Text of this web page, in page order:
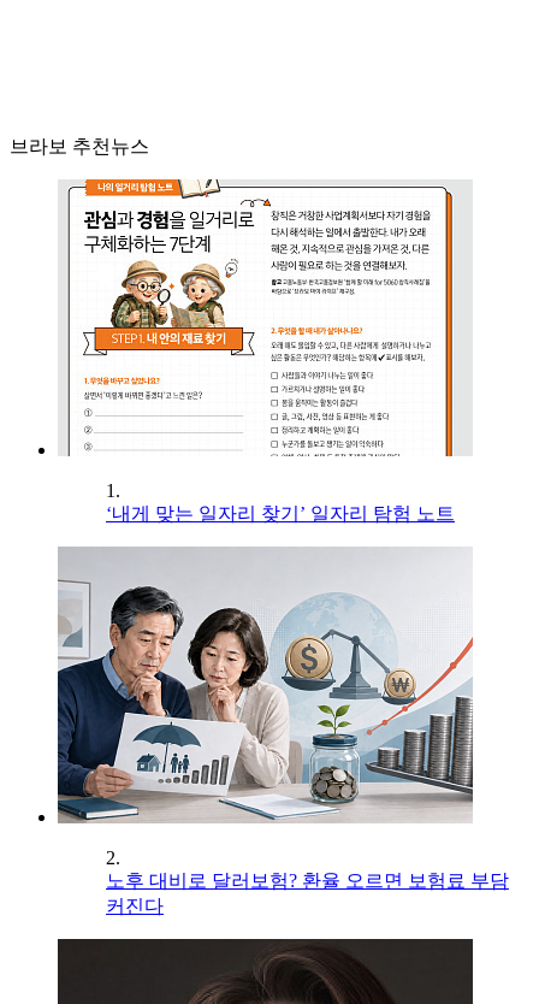
브라보 추천뉴스
1.
‘내게 맞는 일자리 찾기’ 일자리 탐험 노트
2.
노후 대비로 달러보험? 환율 오르면 보험료 부담
커진다